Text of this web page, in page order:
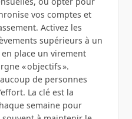
vos comptes et
Activez les
supérieurs à un
place un virement
« objectifs ».
de personnes
La clé est la
semaine pour